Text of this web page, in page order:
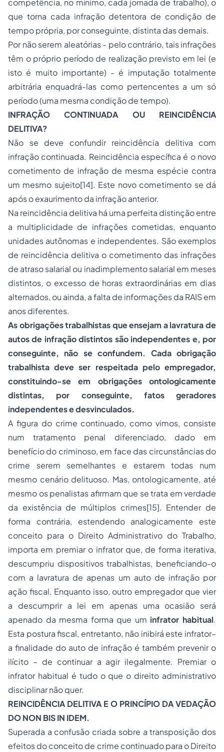
competência, no mínimo, cada jornada de trabalho), o
que torna cada infração detentora de condição de
tempo própria, por conseguinte, distinta das demais.
Por não serem aleatórias - pelo contrário, tais infrações
têm o próprio período de realização previsto em lei (e
isto é muito importante) - é imputação totalmente
arbitrária enquadrá-las como pertencentes a um só
período (uma mesma condição de tempo).
INFRAÇÃO CONTINUADA OU REINCIDÊNCIA
DELITIVA?
Não se deve confundir reincidência delitiva com
infração continuada. Reincidência específica é o novo
cometimento de infração de mesma espécie contra
um mesmo sujeito[14]. Este novo cometimento se dá
após o exaurimento da infração anterior.
Na reincidência delitiva há uma perfeita distinção entre
a multiplicidade de infrações cometidas, enquanto
unidades autônomas e independentes. São exemplos
de reincidência delitiva o cometimento das infrações
de atraso salarial ou inadimplemento salarial em meses
distintos, o excesso de horas extraordinárias em dias
alternados, ou ainda, a falta de informações da RAIS em
anos diferentes.
As obrigações trabalhistas que ensejam a lavratura de
autos de infração distintos são independentes e, por
conseguinte, não se confundem. Cada obrigação
trabalhista deve ser respeitada pelo empregador,
constituindo-se em obrigações ontologicamente
distintas, por conseguinte, fatos geradores
independentes e desvinculados.
A figura do crime continuado, como vimos, consiste
num tratamento penal diferenciado, dado em
benefício do criminoso, em face das circunstâncias do
crime serem semelhantes e estarem todas num
mesmo cenário delituoso. Mas, ontologicamente, até
mesmo os penalistas afirmam que se trata em verdade
da existência de múltiplos crimes[15]. Entender de
forma contrária, estendendo analogicamente este
conceito para o Direito Administrativo do Trabalho,
importa em premiar o infrator que, de forma iterativa,
descumpriu dispositivos trabalhistas, beneficiando-o
com a lavratura de apenas um auto de infração por
ação fiscal. Enquanto isso, outro empregador que vier
a descumprir a lei em apenas uma ocasião será
apenado da mesma forma que um infrator habitual.
Esta postura fiscal, entretanto, não inibirá este infrator–
a finalidade do auto de infração é também prevenir o
ilícito – de continuar a agir ilegalmente. Premiar o
infrator habitual é tudo o que o direito administrativo
disciplinar não quer.
REINCIDÊNCIA DELITIVA E O PRINCÍPIO DA VEDAÇÃO
DO NON BIS IN IDEM.
Superada a confusão criada sobre a transposição dos
efeitos do conceito de crime continuado para o Direito